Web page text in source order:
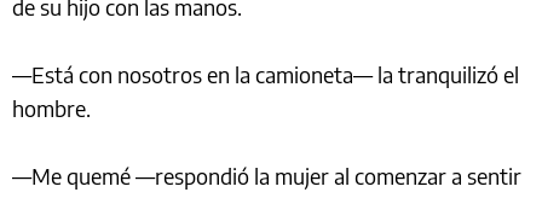
de su hijo con las manos.
—Está con nosotros en la camioneta— la tranquilizó el
hombre.
—Me quemé —respondió la mujer al comenzar a sentir